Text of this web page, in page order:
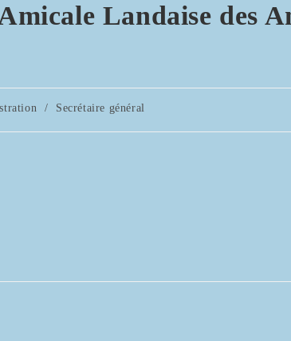
Landaise des
/ Secrétaire général